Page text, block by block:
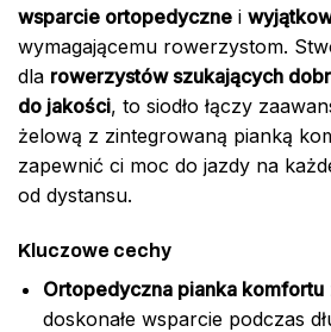
wsparcie ortopedyczne i
wymagającemu rowerzystom.
dla rowerzystów szukających
do jakości, to siodło łączy
żelową z zintegrowaną pianką
zapewnić ci moc do jazdy na
od dystansu.
Kluczowe cechy
Ortopedyczna pianka komfortu
doskonałe wsparcie podczas